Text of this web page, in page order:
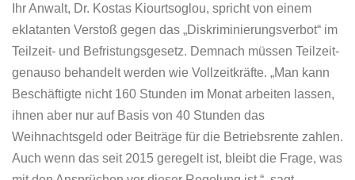
Ihr Anwalt, Dr. Kostas Kiourtsoglou, spricht von einem
eklatanten Verstoß gegen das „Diskriminierungsverbot“ im
Teilzeit- und Befristungsgesetz. Demnach müssen Teilzeit-
genauso behandelt werden wie Vollzeitkräfte. „Man kann
Beschäftigte nicht 160 Stunden im Monat arbeiten lassen,
ihnen aber nur auf Basis von 40 Stunden das
Weihnachtsgeld oder Beiträge für die Betriebsrente zahlen.
Auch wenn das seit 2015 geregelt ist, bleibt die Frage, was